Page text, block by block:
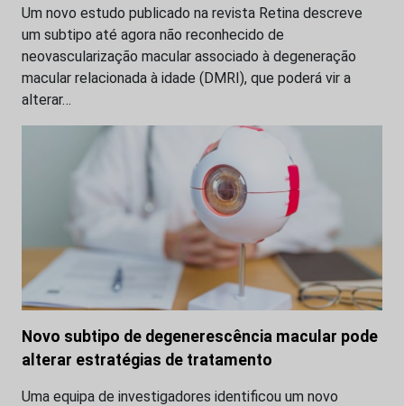
Um novo estudo publicado na revista Retina descreve
um subtipo até agora não reconhecido de
neovascularização macular associado à degeneração
macular relacionada à idade (DMRI), que poderá vir a
alterar…
Novo subtipo de degenerescência macular pode
alterar estratégias de tratamento
Uma equipa de investigadores identificou um novo